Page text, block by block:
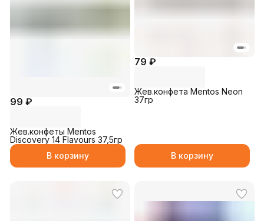
99 ₽
Жев.конфеты Mentos
Discovery 14 Flavours 37,5гр
В корзину
79 ₽
Жев.конфета Mentos Neon
37гр
В корзину